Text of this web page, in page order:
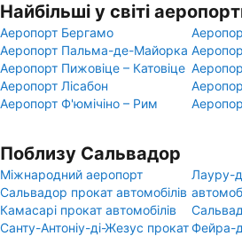
Найбільші у світі
Аеропорт Бергамо
Аеропорт Пальма-де-Майорка
Аеропорт Пижовіце – Катовіце
Аеропорт Лісабон
Аеропорт Ф'юмічіно – Рим
Поблизу Сальвадор
Міжнародний аеропорт
Сальвадор прокат автомобілів
Лауру-
Камасарі прокат автомобілів
Санту-Антоніу-ді-Жезус прокат Фейра-